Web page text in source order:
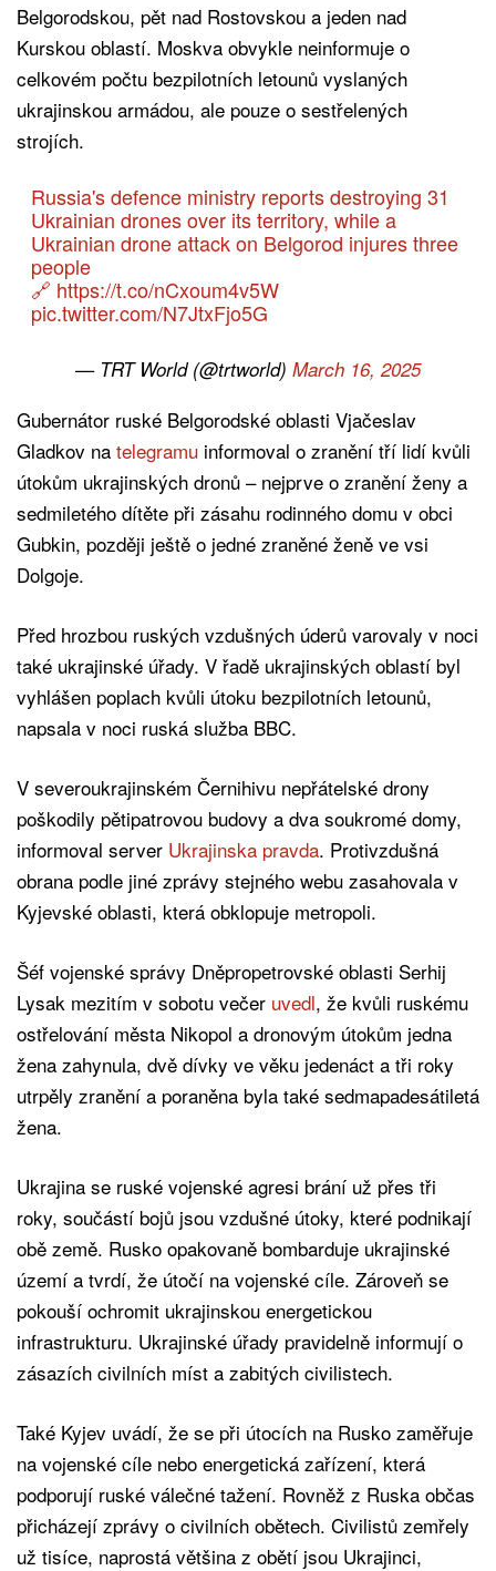
Belgorodskou, pět nad Rostovskou a jeden nad
Kurskou oblastí. Moskva obvykle neinformuje o
celkovém počtu bezpilotních letounů vyslaných
ukrajinskou armádou, ale pouze o sestřelených
strojích.
Russia's defence ministry reports destroying 31
Ukrainian drones over its territory, while a
Ukrainian drone attack on Belgorod injures three
people
🔗 https://t.co/nCxoum4v5W
pic.twitter.com/N7JtxFjo5G
— TRT World (@trtworld) March 16, 2025
Gubernátor ruské Belgorodské oblasti Vjačeslav
Gladkov na telegramu informoval o zranění tří lidí kvůli
útokům ukrajinských dronů – nejprve o zranění ženy a
sedmiletého dítěte při zásahu rodinného domu v obci
Gubkin, později ještě o jedné zraněné ženě ve vsi
Dolgoje.
Před hrozbou ruských vzdušných úderů varovaly v noci
také ukrajinské úřady. V řadě ukrajinských oblastí byl
vyhlášen poplach kvůli útoku bezpilotních letounů,
napsala v noci ruská služba BBC.
V severoukrajinském Černihivu nepřátelské drony
poškodily pětipatrovou budovy a dva soukromé domy,
informoval server Ukrajinska pravda. Protivzdušná
obrana podle jiné zprávy stejného webu zasahovala v
Kyjevské oblasti, která obklopuje metropoli.
Šéf vojenské správy Dněpropetrovské oblasti Serhij
Lysak mezitím v sobotu večer uvedl, že kvůli ruskému
ostřelování města Nikopol a dronovým útokům jedna
žena zahynula, dvě dívky ve věku jedenáct a tři roky
utrpěly zranění a poraněna byla také sedmapadesátiletá
žena.
Ukrajina se ruské vojenské agresi brání už přes tři
roky, součástí bojů jsou vzdušné útoky, které podnikají
obě země. Rusko opakovaně bombarduje ukrajinské
území a tvrdí, že útočí na vojenské cíle. Zároveň se
pokouší ochromit ukrajinskou energetickou
infrastrukturu. Ukrajinské úřady pravidelně informují o
zásazích civilních míst a zabitých civilistech.
Také Kyjev uvádí, že se při útocích na Rusko zaměřuje
na vojenské cíle nebo energetická zařízení, která
podporují ruské válečné tažení. Rovněž z Ruska občas
přicházejí zprávy o civilních obětech. Civilistů zemřely
už tisíce, naprostá většina z obětí jsou Ukrajinci,